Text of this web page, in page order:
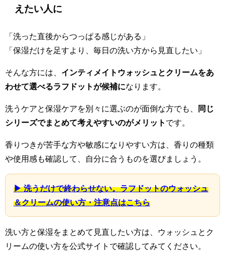
えたい人に
「洗った直後からつっぱる感じがある」
「保湿だけを足すより、毎日の洗い方から見直したい」
そんな方には、 インティメイトウォッシュとクリームをあ
わせて選べるラフドットが候補になります。
洗うケアと保湿ケアを別々に選ぶのが面倒な方でも、
同じ
シリーズでまとめて考えやすいのがメリット です。
香りつきが苦手な方や敏感になりやすい方は、香りの種類
や使用感も確認して、自分に合うものを選びましょう。
▶ 洗うだけで終わらせない。ラフドットのウォッシュ
＆クリームの使い方・注意点はこちら
洗い方と保湿をまとめて見直したい方は、ウォッシュとク
リームの使い方を公式サイトで確認してみてください。